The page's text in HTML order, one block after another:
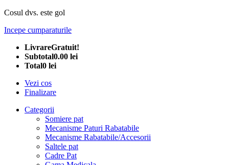
Cosul dvs. este gol
Incepe cumparaturile
LivrareGratuit!
Subtotal0.00 lei
Total0 lei
Vezi cos
Finalizare
Categorii
Somiere pat
Mecanisme Paturi Rabatabile
Mecanisme Rabatabile/Accesorii
Saltele pat
Cadre Pat